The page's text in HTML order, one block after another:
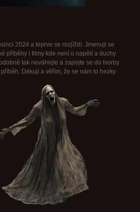
2024 a teprve se rozjíždí. Jmenuji se
příběhy i filmy kde není o napětí a duchy
tak neváhejte a zapojte se do tvorby
Děkuji a věřím, že se nám to hezky